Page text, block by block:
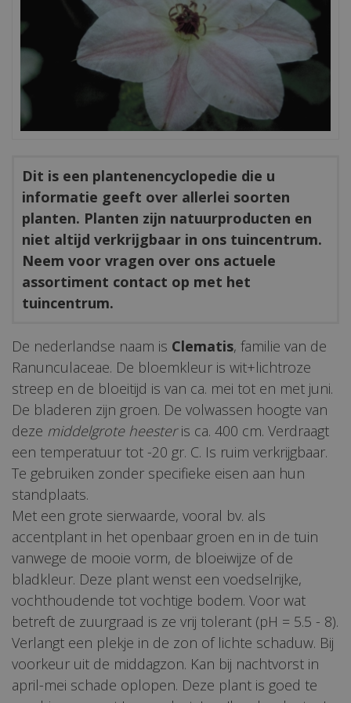
Dit is een plantenencyclopedie die u
informatie geeft over allerlei soorten
planten. Planten zijn natuurproducten en
niet altijd verkrijgbaar in ons tuincentrum.
Neem voor vragen over ons actuele
assortiment contact op met het
tuincentrum.
De nederlandse naam is Clematis, familie van de
Ranunculaceae. De bloemkleur is wit+lichtroze
streep en de bloeitijd is van ca. mei tot en met juni.
De bladeren zijn groen. De volwassen hoogte van
deze middelgrote heesteris ca. 400 cm. Verdraagt
een temperatuur tot -20 gr. C. Is ruim verkrijgbaar.
Te gebruiken zonder specifieke eisen aan hun
standplaats.
Met een grote sierwaarde, vooral bv. als
accentplant in het openbaar groen en in de tuin
vanwege de mooie vorm, de bloeiwijze of de
bladkleur. Deze plant wenst een voedselrijke,
vochthoudende tot vochtige bodem. Voor wat
betreft de zuurgraad is ze vrij tolerant (pH = 5.5 - 8).
Verlangt een plekje in de zon of lichte schaduw. Bij
voorkeur uit de middagzon. Kan bij nachtvorst in
april-mei schade oplopen. Deze plant is goed te